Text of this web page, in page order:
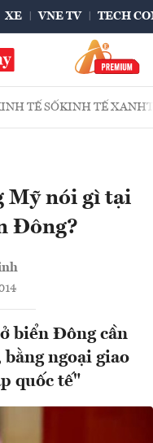
XE VNE TV TECH
TẾ SỐKINH TẾ XANH
Mỹ nói gì tại
Đông?
biển Đông cần
ngoại giao
quốc tế"